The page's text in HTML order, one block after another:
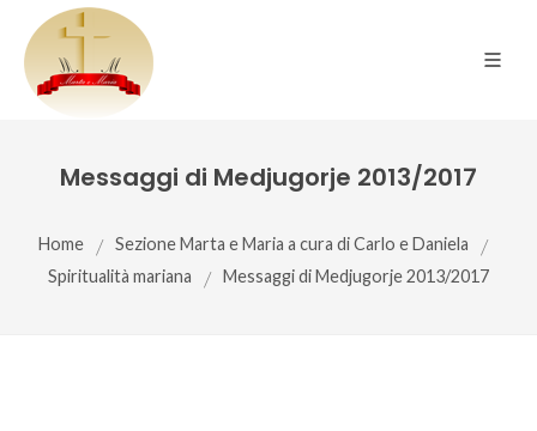
Messaggi di Medjugorje 2013/2017
Home / Sezione Marta e Maria a cura di Carlo e Daniela /
Spiritualità mariana / Messaggi di Medjugorje 2013/2017